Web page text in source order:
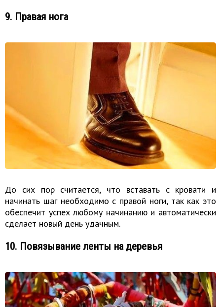
9. Правая нога
До сих пор считается, что вставать с кровати и
начинать шаг необходимо с правой ноги, так как это
обеспечит успех любому начинанию и автоматически
сделает новый день удачным.
10. Повязывание ленты на деревья